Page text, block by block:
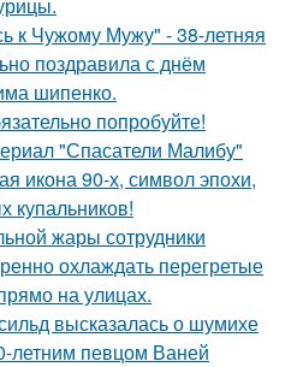
к Чужому Мужу" - 38-летняя
поздравила с днём
шипенко.
попробуйте!
"Спасатели Малибу"
икона 90-х, символ эпохи,
купальников!
жары сотрудники
охлаждать перегретые
на улицах.
высказалась о шумихе
летним певцом Ваней